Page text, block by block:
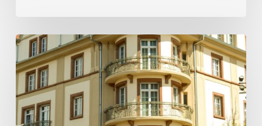
Les
Grandes
Maisons
d’Alsace,
présentation